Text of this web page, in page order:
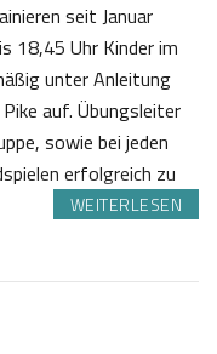
seit Januar
18,45 Uhr Kinder im
unter Anleitung
auf. Übungsleiter
sowie bei jeden
erfolgreich zu
WEITERLESEN